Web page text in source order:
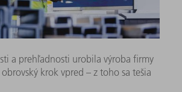
a prehľadnosti urobila výroba firmy
krok vpred – z toho sa tešia